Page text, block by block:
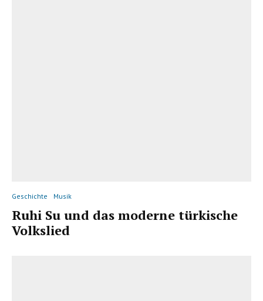
Geschichte Musik
Ruhi Su und das moderne türkische
Volkslied